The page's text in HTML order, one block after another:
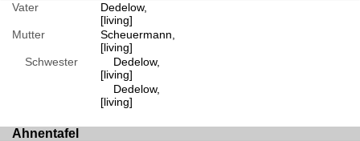
Vater
Dedelow,
[living]
Mutter
Scheuermann,
[living]
Schwester
Dedelow,
[living]
Dedelow,
[living]
Ahnentafel